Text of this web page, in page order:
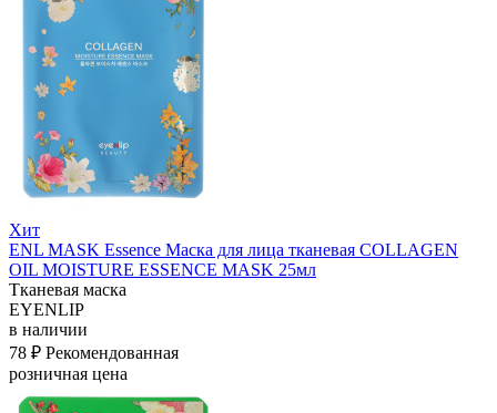
Хит
ENL MASK Essence Маска для лица тканевая COLLAGEN
OIL MOISTURE ESSENCE MASK 25мл
Тканевая маска
EYENLIP
в наличии
78 ₽ Рекомендованная
розничная цена